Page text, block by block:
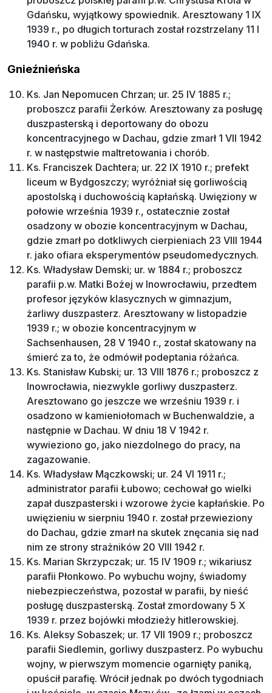
Gdańsku, wyjątkowy spowiednik. Aresztowany 1 IX
1939 r., po długich torturach został rozstrzelany 11 I
1940 r. w pobliżu Gdańska.
Gnieźnieńska
Ks. Jan Nepomucen Chrzan; ur. 25 IV 1885 r.;
proboszcz parafii Żerków. Aresztowany za posługę
duszpasterską i deportowany do obozu
koncentracyjnego w Dachau, gdzie zmarł 1 VII 1942
r. w następstwie maltretowania i chorób.
Ks. Franciszek Dachtera; ur. 22 IX 1910 r.; prefekt
liceum w Bydgoszczy; wyróżniał się gorliwością
apostolską i duchowością kapłańską. Uwięziony w
połowie września 1939 r., ostatecznie został
osadzony w obozie koncentracyjnym w Dachau,
gdzie zmarł po dotkliwych cierpieniach 23 VIII 1944
r. jako ofiara eksperymentów pseudomedycznych.
Ks. Władysław Demski; ur. w 1884 r.; proboszcz
parafii p.w. Matki Bożej w Inowrocławiu, przedtem
profesor języków klasycznych w gimnazjum,
żarliwy duszpasterz. Aresztowany w listopadzie
1939 r.; w obozie koncentracyjnym w
Sachsenhausen, 28 V 1940 r., został skatowany na
śmierć za to, że odmówił podeptania różańca.
Ks. Stanisław Kubski; ur. 13 VIII 1876 r.; proboszcz z
Inowrocławia, niezwykle gorliwy duszpasterz.
Aresztowano go jeszcze we wrześniu 1939 r. i
osadzono w kamieniołomach w Buchenwaldzie, a
następnie w Dachau. W dniu 18 V 1942 r.
wywieziono go, jako niezdolnego do pracy, na
zagazowanie.
Ks. Władysław Mączkowski; ur. 24 VI 1911 r.;
administrator parafii Łubowo; cechował go wielki
zapał duszpasterski i wzorowe życie kapłańskie. Po
uwięzieniu w sierpniu 1940 r. został przewieziony
do Dachau, gdzie zmarł na skutek znęcania się nad
nim ze strony strażników 20 VIII 1942 r.
Ks. Marian Skrzypczak; ur. 15 IV 1909 r.; wikariusz
parafii Płonkowo. Po wybuchu wojny, świadomy
niebezpieczeństwa, pozostał w parafii, by nieść
posługę duszpasterską. Został zmordowany 5 X
1939 r. przez bojówki młodzieży hitlerowskiej.
Ks. Aleksy Sobaszek; ur. 17 VII 1909 r.; proboszcz
parafii Siedlemin, gorliwy duszpasterz. Po wybuchu
wojny, w pierwszym momencie ogarnięty paniką,
opuścił parafię. Wrócił jednak po dwóch tygodniach